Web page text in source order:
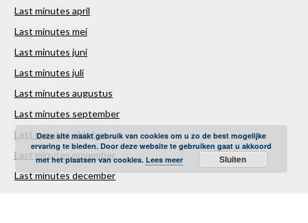
Last minutes april
Last minutes mei
Last minutes juni
Last minutes juli
Last minutes augustus
Last minutes september
Last minutes oktober
Last minutes november
Last minutes december
Deze site maakt gebruik van cookies om u zo de best mogelijke
ervaring te bieden. Door deze website te gebruiken gaat u akkoord
met het plaatsen van cookies. Lees meer Sluiten